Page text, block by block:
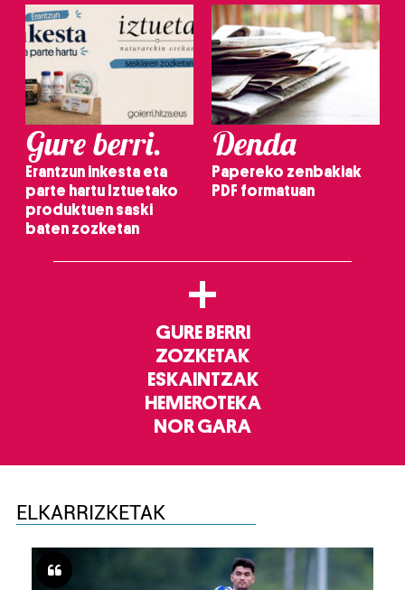
Gure berri.
Erantzun inkesta eta
parte hartu Iztuetako
produktuen saski
baten zozketan
Denda
Papereko zenbakiak
PDF formatuan
+
GURE BERRI
ZOZKETAK
ESKAINTZAK
HEMEROTEKA
NOR GARA
ELKARRIZKETAK